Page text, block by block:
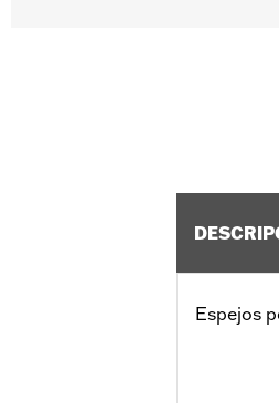
Espejos